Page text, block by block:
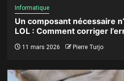
Informatique
Un composant nécessaire
LOL : Comment corriger
11 mars 2026 Pierre Turjo